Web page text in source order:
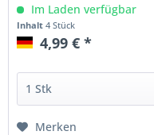
Im Laden verfügbar
Inhalt4 Stück
4,99 € *
Merken